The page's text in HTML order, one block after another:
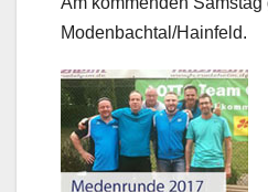
Modenbachtal/Hainfeld.